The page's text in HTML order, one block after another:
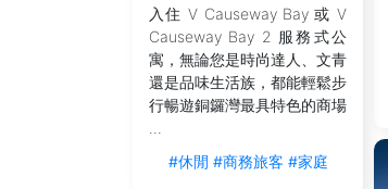
入住 V Causeway Bay 或 V
Causeway Bay 2 服務式公
寓，無論您是時尚達人、文青
還是品味生活族，都能輕鬆步
行暢遊銅鑼灣最具特色的商場
#休閒 #商務旅客 #家庭